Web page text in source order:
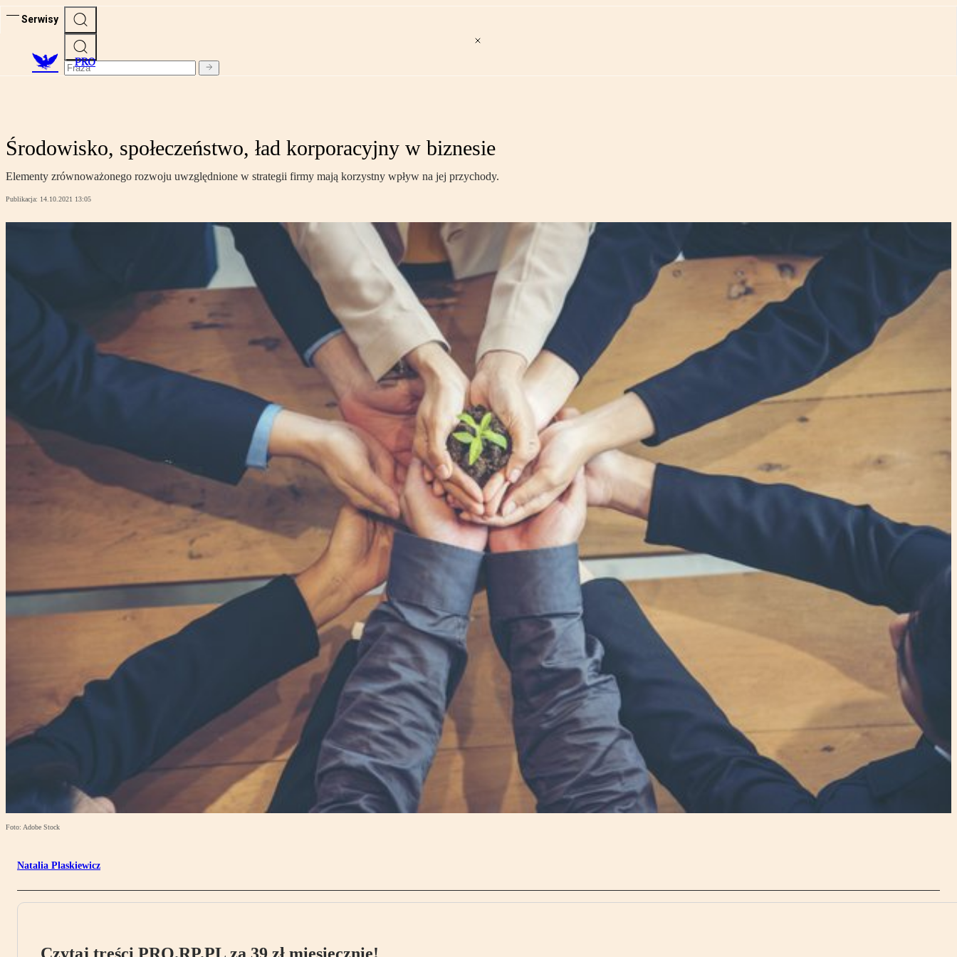
Serwisy
PRO
Środowisko, społeczeństwo, ład korporacyjny w biznesie
Elementy zrównoważonego rozwoju uwzględnione w strategii firmy mają korzystny wpływ na jej przychody.
Publikacja: 14.10.2021 13:05
Foto: Adobe Stock
Natalia Plaskiewicz